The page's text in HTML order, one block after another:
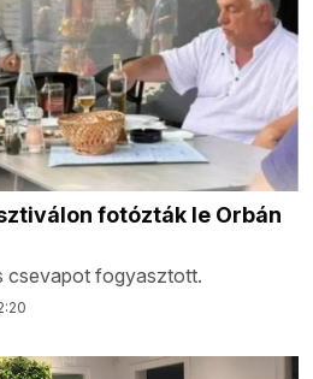
fotózták le Orbán
csevapot fogyasztott.